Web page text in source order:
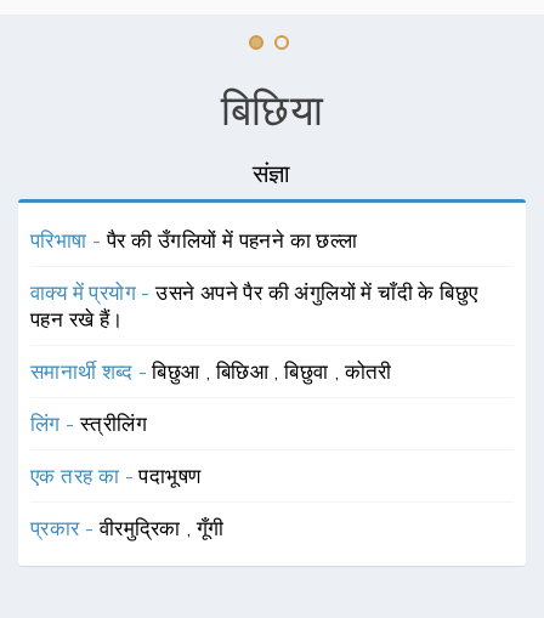
बिछिया
संज्ञा
परिभाषा -पैर की उँगलियों में पहनने का छल्ला
वाक्य में प्रयोग -उसने अपने पैर की अंगुलियों में चाँदी के बिछुए
पहन रखे हैं।
समानार्थी शब्द -बिछुआ ,बिछिआ ,बिछुवा ,कोतरी
लिंग -स्त्रीलिंग
एक तरह का -पदाभूषण
प्रकार -वीरमुद्रिका ,गूँगी